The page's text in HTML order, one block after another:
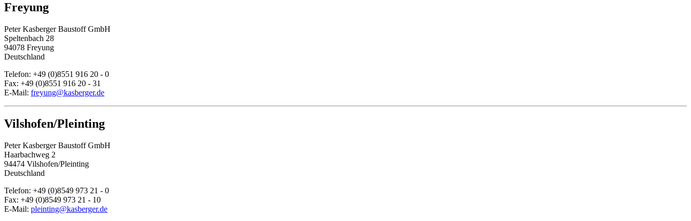
Freyung
Peter Kasberger Baustoff GmbH
Speltenbach 28
94078 Freyung
Deutschland
Telefon: +49 (0)8551 916 20 - 0
Fax: +49 (0)8551 916 20 - 31
E-Mail: freyung@kasberger.de
Vilshofen/Pleinting
Peter Kasberger Baustoff GmbH
Haarbachweg 2
94474 Vilshofen/Pleinting
Deutschland
Telefon: +49 (0)8549 973 21 - 0
Fax: +49 (0)8549 973 21 - 10
E-Mail: pleinting@kasberger.de